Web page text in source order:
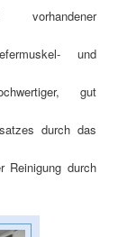
und
gut
durch das
Reinigung durch